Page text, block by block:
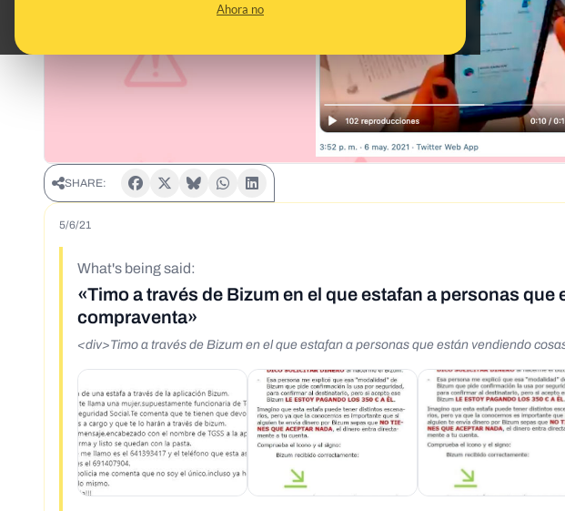
Ahora no
SHARE:
5/6/21
What's being said:
«Timo a través de Bizum en el que estafan a personas
compraventa»
<div>Timo a través de Bizum en el que estafan a personas que están vendiendo